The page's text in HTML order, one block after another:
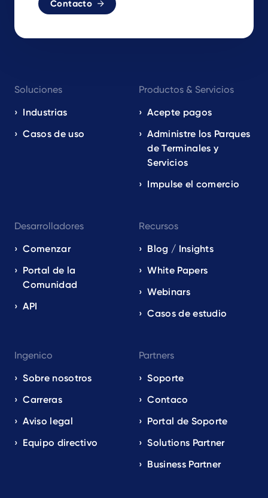
Contacto
navigation
EN
Soluciones
Industrias
Casos de uso
Productos & Servicios
Acepte pagos
Administre los Parques
de Terminales y
Servicios
Impulse el comercio
Desarrolladores
Comenzar
Portal de la
Comunidad
API
Recursos
Blog / Insights
White Papers
Webinars
Casos de estudio
Ingenico
Sobre nosotros
Carreras
Aviso legal
Equipo directivo
Partners
Soporte
Contaco
Portal de Soporte
Solutions Partner
Business Partner